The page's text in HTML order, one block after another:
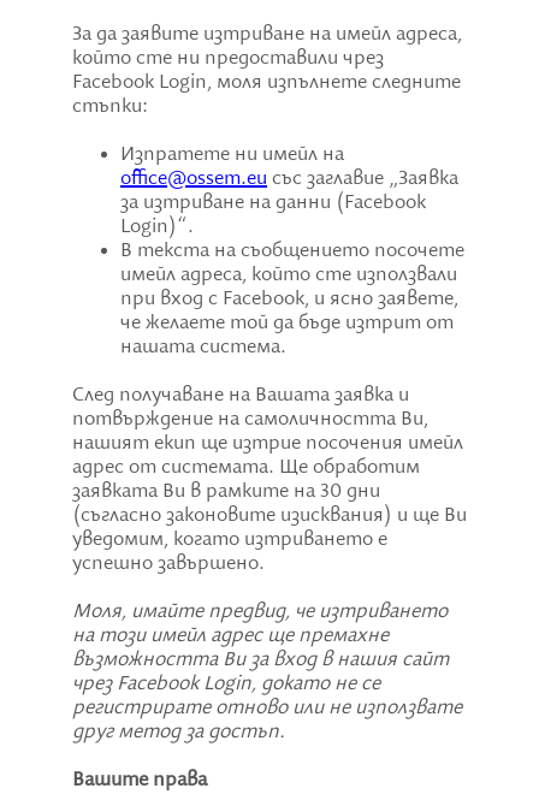
За да заявите изтриване на имейл адреса,
който сте ни предоставили чрез
Facebook Login, моля изпълнете следните
стъпки:
Изпратете ни имейл на
office@ossem.eu със заглавие „Заявка
за изтриване на данни (Facebook
Login)“.
В текста на съобщението посочете
имейл адреса, който сте използвали
при вход с Facebook, и ясно заявете,
че желаете той да бъде изтрит от
нашата система.
След получаване на Вашата заявка и
потвърждение на самоличността Ви,
нашият екип ще изтрие посочения имейл
адрес от системата. Ще обработим
заявката Ви в рамките на 30 дни
(съгласно законовите изисквания) и ще Ви
уведомим, когато изтриването е
успешно завършено.
Моля, имайте предвид, че изтриването
на този имейл адрес ще премахне
възможността Ви за вход в нашия сайт
чрез Facebook Login, докато не се
регистрирате отново или не използвате
друг метод за достъп.
Вашите права